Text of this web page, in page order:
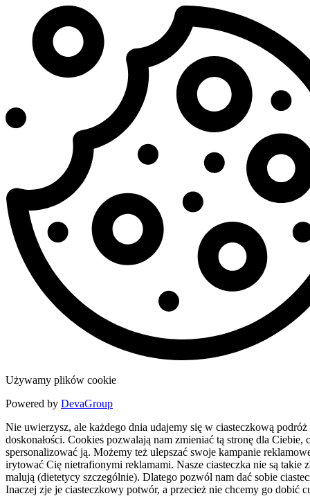
Używamy plików cookie
Powered by DevaGroup
Nie uwierzysz, ale każdego dnia udajemy się w ciasteczkową podróż
doskonałości. Cookies pozwalają nam zmieniać tą stronę dla Ciebie,
spersonalizować ją. Możemy też ulepszać swoje kampanie
irytować Cię nietrafionymi reklamami. Nasze ciasteczka nie są takie
malują (dietetycy szczególnie). Dlatego pozwól nam dać sobie
Inaczej zje je ciasteczkowy potwór, a przecież nie chcemy go dobić